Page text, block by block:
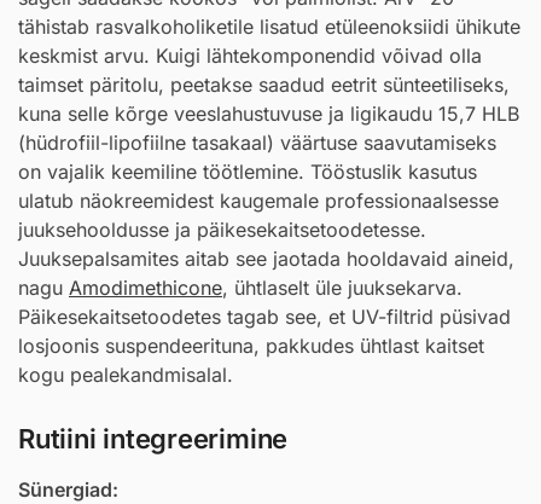
tähistab rasvalkoholiketile lisatud etüleenoksiidi ühikute
keskmist arvu. Kuigi lähtekomponendid võivad olla
taimset päritolu, peetakse saadud eetrit sünteetiliseks,
kuna selle kõrge veeslahustuvuse ja ligikaudu 15,7 HLB
(hüdrofiil-lipofiilne tasakaal) väärtuse saavutamiseks
on vajalik keemiline töötlemine. Tööstuslik kasutus
ulatub näokreemidest kaugemale professionaalsesse
juuksehooldusse ja päikesekaitsetoodetesse.
Juuksepalsamites aitab see jaotada hooldavaid aineid,
nagu Amodimethicone, ühtlaselt üle juuksekarva.
Päikesekaitsetoodetes tagab see, et UV-filtrid püsivad
losjoonis suspendeerituna, pakkudes ühtlast kaitset
kogu pealekandmisalal.
Rutiini integreerimine
Sünergiad: